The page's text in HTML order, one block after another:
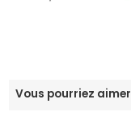
Vous pourriez aimer